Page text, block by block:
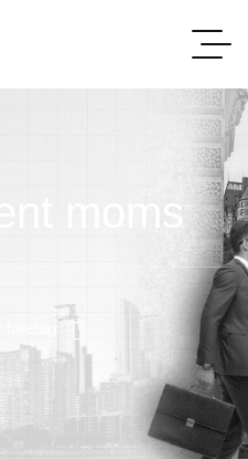
moms